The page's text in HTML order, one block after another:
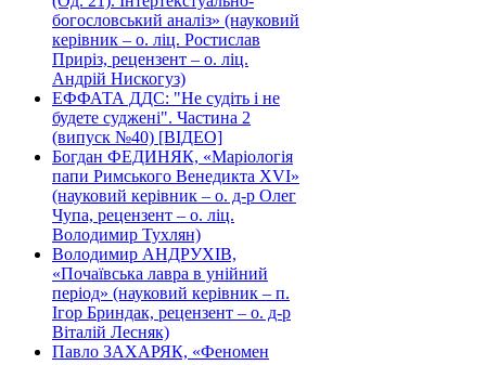
богословський аналіз» (науковий
керівник – о. ліц. Ростислав
Приріз, рецензент – о. ліц.
Андрій Нискогуз)
ЕФФАТА ДДС: "Не судіть і не
будете суджені". Частина 2
(випуск №40) [ВІДЕО]
Богдан ФЕДИНЯК, «Маріологія
папи Римського Венедикта XVI»
(науковий керівник – о. д-р Олег
Чупа, рецензент – о. ліц.
Володимир Тухлян)
Володимир АНДРУХІВ,
«Почаївська лавра в унійний
період» (науковий керівник – п.
Ігор Бриндак, рецензент – о. д-р
Віталій Лесняк)
Павло ЗАХАРЯК, «Феномен